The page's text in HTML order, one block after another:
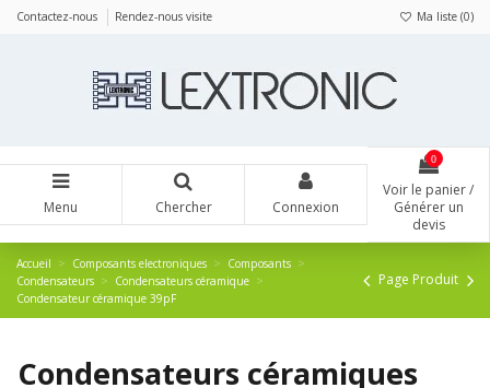
Contactez-nous Rendez-nous visite Ma liste (0)
Menu Chercher Connexion
0
Voir le panier /
Générer un
devis
Accueil Composants electroniques
Composants
Condensateurs
Condensateurs céramique
Condensateur céramique 39pF
Page Produit
Condensateurs céramiques
Panneau de gestion des cookies